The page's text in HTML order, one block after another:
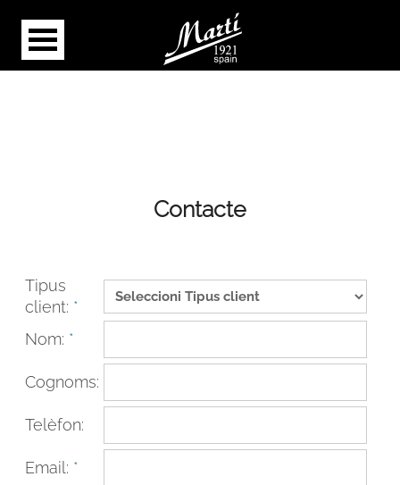
Contacte
Tipus
client: *
Nom: *
Cognoms:
Telèfon:
Email: *